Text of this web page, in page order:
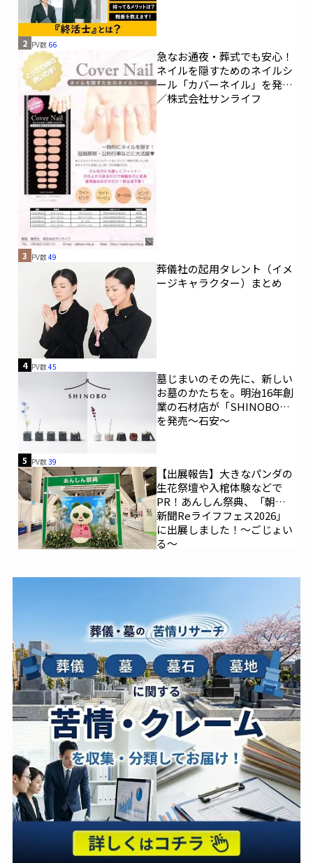
2 PV数 66
急なお通夜・葬式でも安心！
ネイルを隠すためのネイルシ
ール「カバーネイル」を発売
／株式会社サンライフ
3 PV数49
葬儀社の起用タレント（イメ
ージキャラクター）まとめ
4 PV数45
墓じまいのその先に、新しい
お墓のかたちを。明治16年創
業の石材店が「SHINOBO」
を発売～石安～
5 PV数39
【出展報告】大きなパンダの
生花祭壇や入棺体験などで
PR！あんしん祭典、「朝日
新聞Reライフフェス2026」
に出展しました！～ごじょい
る～